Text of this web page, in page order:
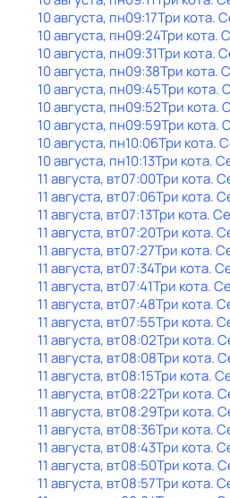
10 августа, пн09:17Три кота.
10 августа, пн09:24Три кота.
10 августа, пн09:31Три кота.
10 августа, пн09:38Три кота.
10 августа, пн09:45Три кота.
10 августа, пн09:52Три кота.
10 августа, пн09:59Три кота.
10 августа, пн10:06Три кота.
10 августа, пн10:13Три кота.
11 августа, вт07:00Три кота.
11 августа, вт07:06Три кота.
11 августа, вт07:13Три кота.
11 августа, вт07:20Три кота.
11 августа, вт07:27Три кота.
11 августа, вт07:34Три кота.
11 августа, вт07:41Три кота.
11 августа, вт07:48Три кота.
11 августа, вт07:55Три кота.
11 августа, вт08:02Три кота.
11 августа, вт08:08Три кота.
11 августа, вт08:15Три кота.
11 августа, вт08:22Три кота.
11 августа, вт08:29Три кота.
11 августа, вт08:36Три кота.
11 августа, вт08:43Три кота.
11 августа, вт08:50Три кота.
11 августа, вт08:57Три кота.